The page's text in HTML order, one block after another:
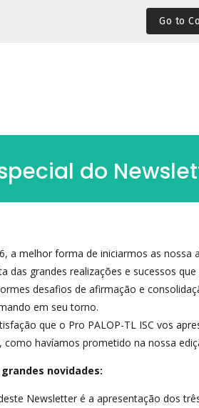
Go to
do
a melhor forma de iniciarmos as nossa
das grandes realizações e sucessos
desafios de afirmação e
em seu torno.
que o Pro PALOP-TL ISC vos
como havíamos prometido na nossa
novidades:
Newsletter é a apresentação dos